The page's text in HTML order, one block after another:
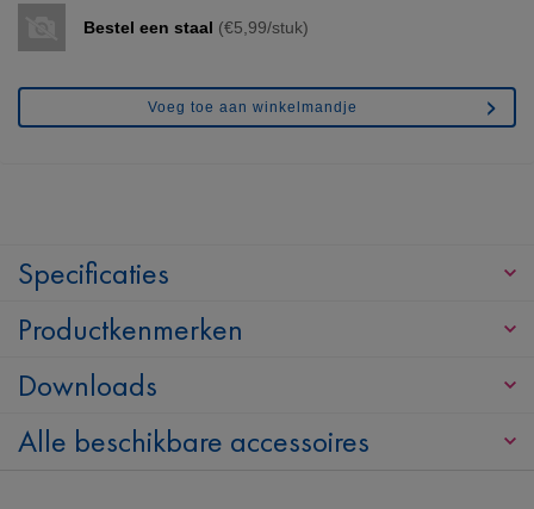
Bestel een staal (€5,99/stuk)
Voeg toe aan winkelmandje
Specificaties
Productkenmerken
Downloads
Alle beschikbare accessoires